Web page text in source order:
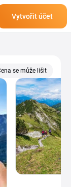
Vytvořit účet
se může lišit